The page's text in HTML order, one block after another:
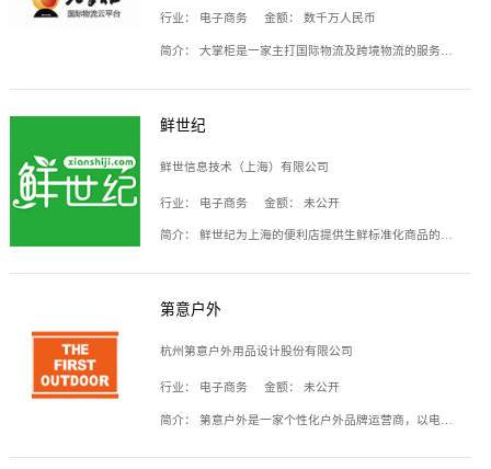
行业： 电子商务 金额： 数千万人民币
简介： 大掌柜是一家主打国际物流及跨境物流的服务云平台，致力于帮助全球国际物流企业在互联网上建立自己的平台，核心产品包括运价通、生意通、业务通、订舱通、招财通等，奥林网络科技（宁波）有限公司旗下产品。
鲜世纪
鲜世信息技术（上海）有限公司
行业： 电子商务 金额： 未公开
简介： 鲜世纪为上海的便利店提供生鲜标准化商品的供应链服务，帮商家解决生鲜采购、运营问题，帮助商家销售。平台提供的商品覆盖果蔬肉类、常温与低温奶制品、冷冻食品、零食饮料、粮油副食、居家洗护等多个品类，上架SKU3000余个。公司建立了近万平方米的仓储场地和物流配送体系，为合作商家提供快速配送服务。
第意户外
杭州第意户外用品设计股份有限公司
行业： 电子商务 金额： 未公开
简介： 第意户外是一家个性化户外品牌运营商，以电子商务为主要载体，主要从事户外产品的设计、生产、销售业务，产品包含冲锋衣、户外鞋、户外背包等。